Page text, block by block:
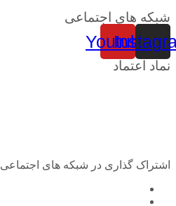
شبکه های اجتماعی
Youtube
نماد اعتماد
اشتراک گذاری در شبکه های اجتماعی